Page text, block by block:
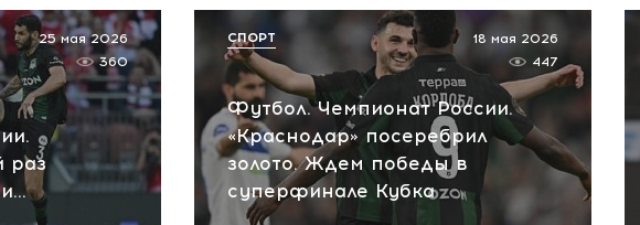
раз
25 мая 2026
360
Футбол. Чемпионат России.
«Краснодар» посеребрил
золото. Ждем победы в
суперфинале Кубка
18 мая 2026
447
СПОРТ